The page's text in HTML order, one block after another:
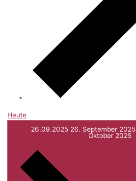
Heute
26.09.2025 26. September 2025
Oktober 2025